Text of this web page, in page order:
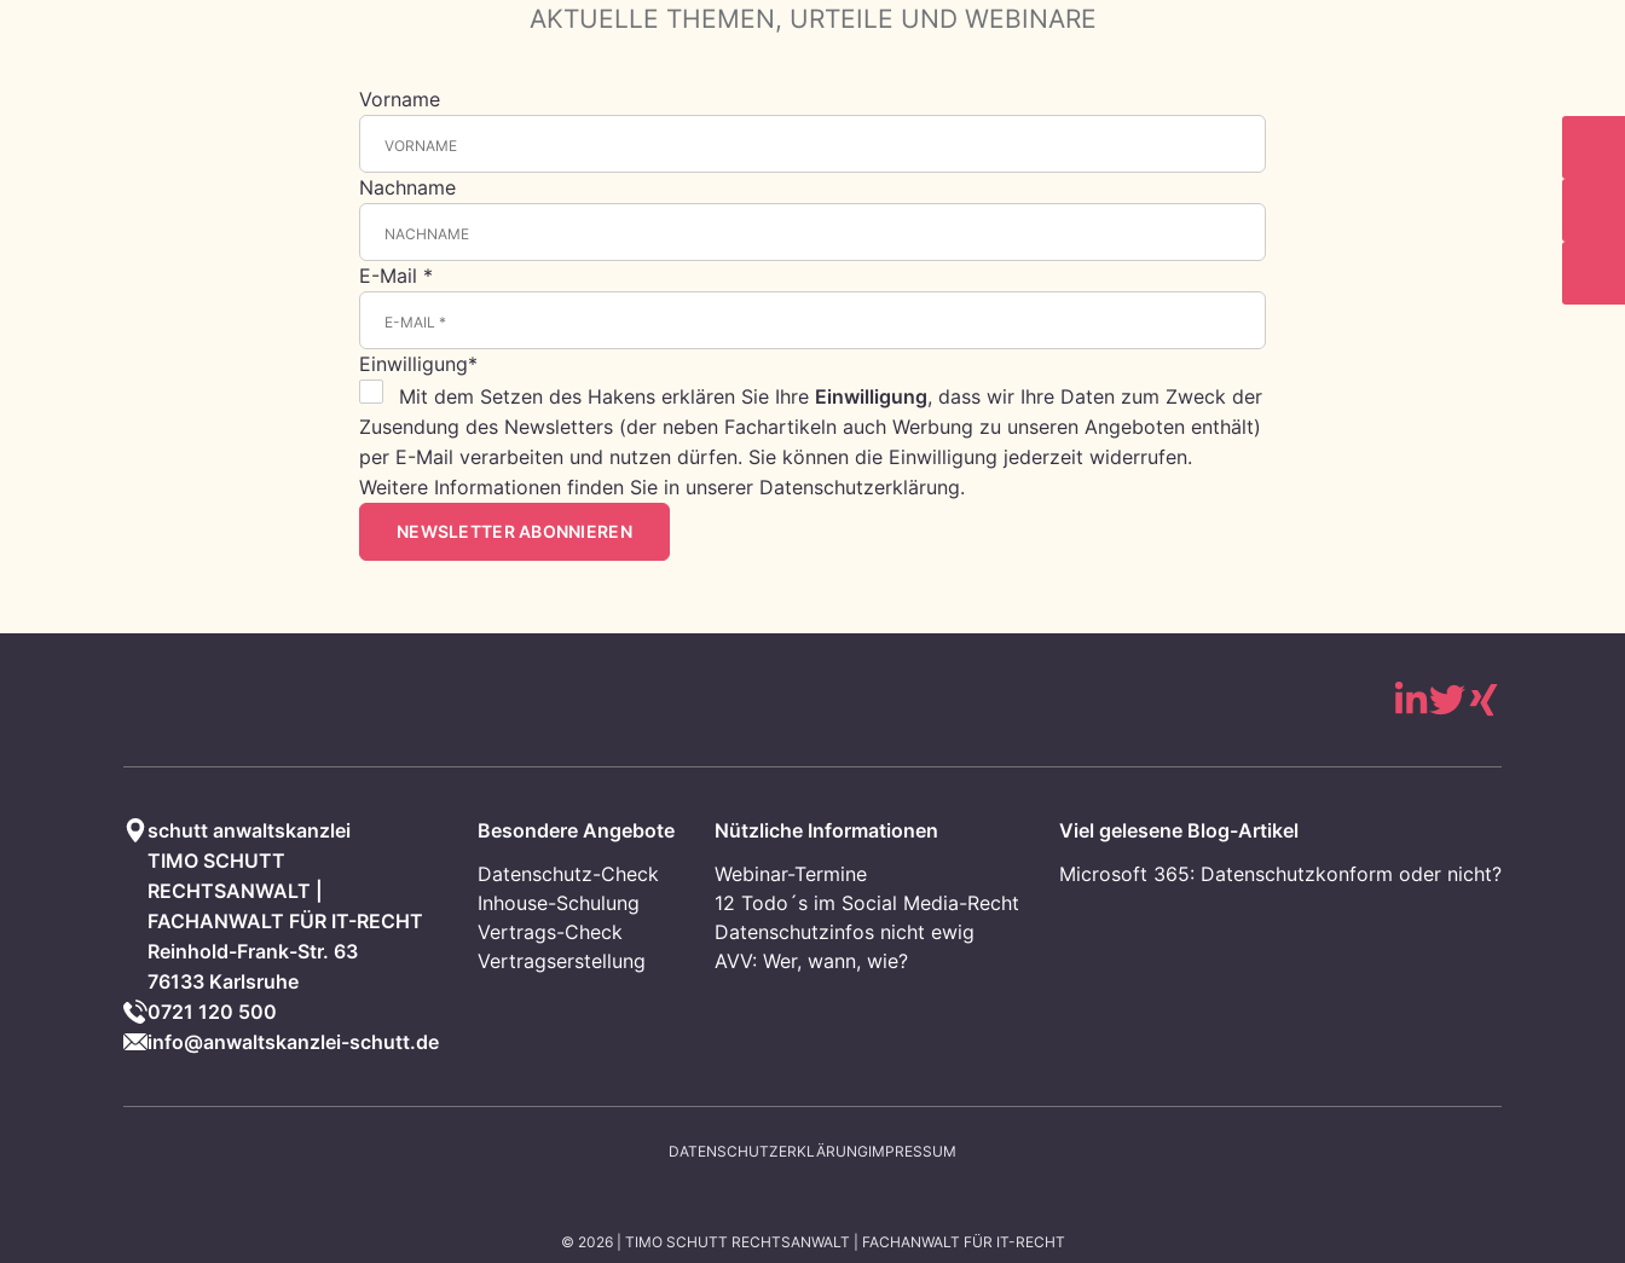
AKTUELLE THEMEN, URTEILE UND WEBINARE
Vorname
Nachname
E-Mail *
Einwilligung*
Mit dem Setzen des Hakens erklären Sie Ihre Einwilligung, dass wir Ihre Daten zum Zweck der
Zusendung des Newsletters (der neben Fachartikeln auch Werbung zu unseren Angeboten enthält)
per E-Mail verarbeiten und nutzen dürfen. Sie können die Einwilligung jederzeit widerrufen.
Weitere Informationen finden Sie in unserer Datenschutzerklärung.
NEWSLETTER ABONNIEREN
schutt anwaltskanzlei
TIMO SCHUTT
RECHTSANWALT |
FACHANWALT FÜR IT-RECHT
Reinhold-Frank-Str. 63
76133 Karlsruhe
0721 120 500
info@anwaltskanzlei-schutt.de
Besondere Angebote
Datenschutz-Check
Inhouse-Schulung
Vertrags-Check
Vertragserstellung
Nützliche Informationen
Webinar-Termine
12 Todo´s im Social Media-Recht
Datenschutzinfos nicht ewig
AVV: Wer, wann, wie?
Viel gelesene Blog-Artikel
Microsoft 365: Datenschutzkonform oder nicht?
DATENSCHUTZERKLÄRUNGIMPRESSUM
© 2026 | TIMO SCHUTT RECHTSANWALT | FACHANWALT FÜR IT-RECHT